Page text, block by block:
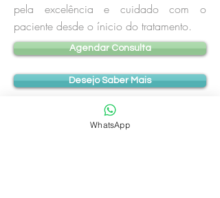
pela excelência e cuidado com o
paciente desde o ínicio do tratamento.
Agendar Consulta
Desejo Saber Mais
WhatsApp